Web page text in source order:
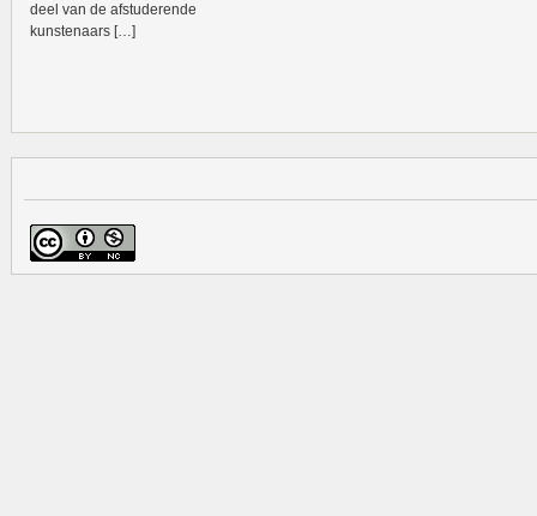
deel van de afstuderende
kunstenaars […]